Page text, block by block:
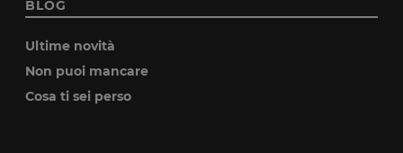
BLOG
Ultime novità
Non puoi mancare
Cosa ti sei perso